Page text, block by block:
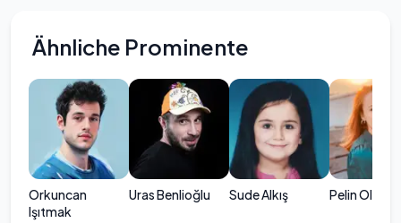
Ähnliche Prominente
Orkuncan
Işıtmak
Uras Benlioğlu Sude Alkış Pelin Olgun